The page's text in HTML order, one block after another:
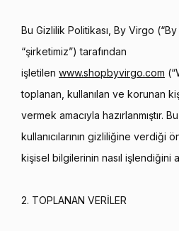
Bu Gizlilik Politikası, By Virgo (“By
“şirketimiz”) tarafından
işletilen www.shopbyvirgo.com
toplanan, kullanılan ve korunan
vermek amacıyla hazırlanmıştır.
kullanıcılarının gizliliğine verdiği
kişisel bilgilerinin nasıl işlendiğini
2. TOPLANAN VERİLER